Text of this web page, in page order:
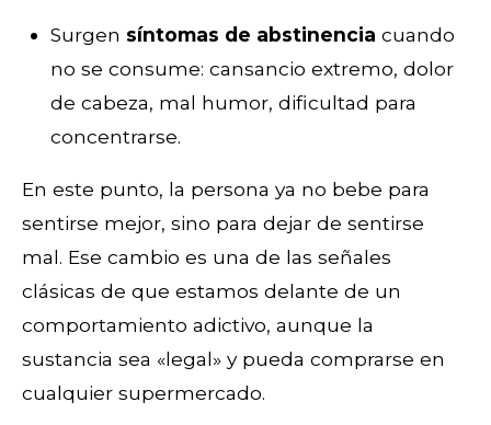
Surgen síntomas de abstinencia cuando
no se consume: cansancio extremo, dolor
de cabeza, mal humor, dificultad para
concentrarse.
En este punto, la persona ya no bebe para
sentirse mejor, sino para dejar de sentirse
mal. Ese cambio es una de las señales
clásicas de que estamos delante de un
comportamiento adictivo, aunque la
sustancia sea «legal» y pueda comprarse en
cualquier supermercado.